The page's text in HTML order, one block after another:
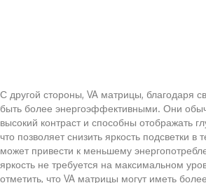
С другой стороны, VA матрицы, благодаря
быть более энергоэффективными. Они
высокий контраст и способны отображать
что позволяет снизить яркость подсветки в
может привести к меньшему
яркость не требуется на максимальном
отметить, что VA матрицы могут иметь